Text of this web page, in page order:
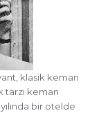
klasik keman
tarzı keman
bir otelde